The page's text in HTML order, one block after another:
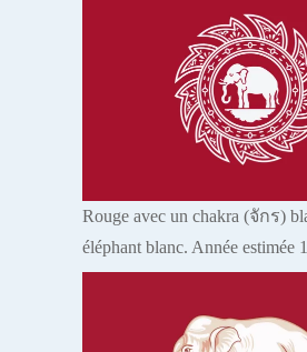
Rouge avec un chakra (จักร)
éléphant blanc. Année estimée